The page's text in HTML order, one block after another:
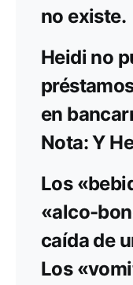
no existe.
Heidi no
en
Nota: Y
Los
«alco-
caída de
Los